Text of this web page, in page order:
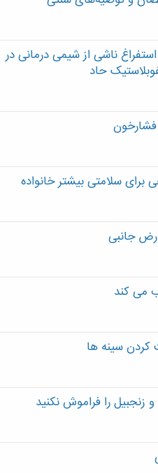
ناشی از شيمی درمانی در
حاد
جانبی
می کند
کردن سینه ها
زنجبیل را فراموش نکنید